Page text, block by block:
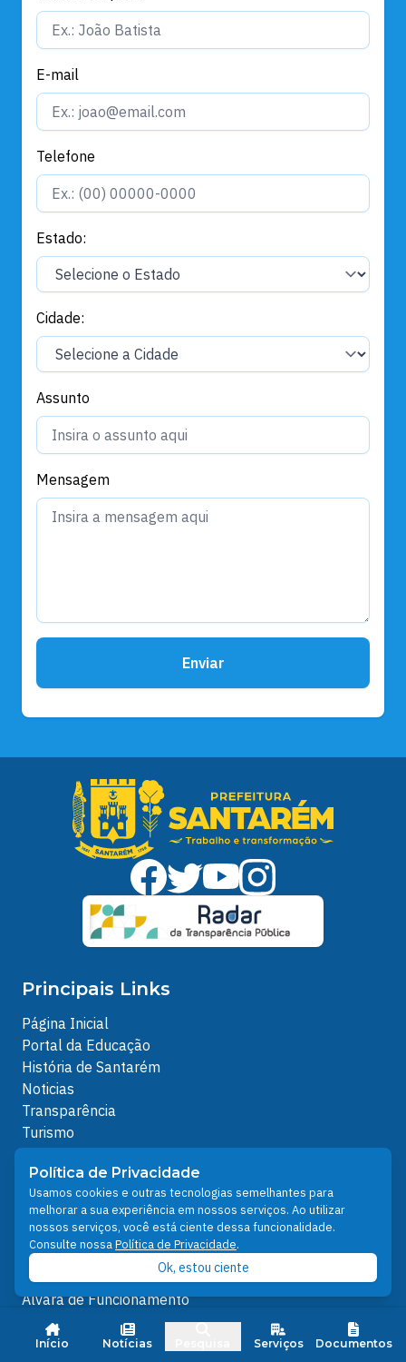
Início Notícias Serviços Documentos
E-mail
Telefone
Estado:
Cidade:
Assunto
Mensagem
Enviar
Principais Links
Página Inicial
Portal da Educação
História de Santarém
Noticias
Transparência
Turismo
Ouvidoria
e-SIC
Transparência - COVID-19
Serviços
Portal de Serviços
IPTU e Taxa de Coleta de Lixo
Alvará de Funcionamento
Carta de Serviços ao Usuário
Santarém Digital - Central de Atendimento
Política de Privacidade
Usamos cookies e outras tecnologias semelhantes para
melhorar a sua experiência em nossos serviços. Ao utilizar
nossos serviços, você está ciente dessa funcionalidade.
Consulte nossaPolítica de Privacidade.
Ok, estou ciente